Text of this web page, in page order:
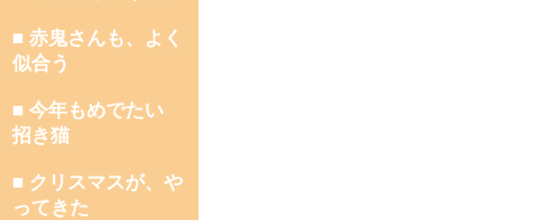
■ 赤鬼さんも、よく
似合う
■ 今年もめでたい
招き猫
■ クリスマスが、や
ってきた